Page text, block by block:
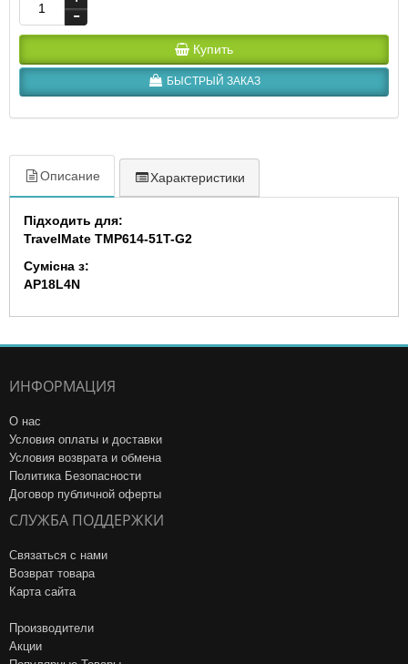
Купить
БЫСТРЫЙ ЗАКАЗ
Описание Характеристики
Підходить для:
TravelMate TMP614-51T-G2
Сумісна з:
AP18L4N
ИНФОРМАЦИЯ
О нас
Условия оплаты и доставки
Условия возврата и обмена
Политика Безопасности
Договор публичной оферты
СЛУЖБА ПОДДЕРЖКИ
Связаться с нами
Возврат товара
Карта сайта
Производители
Акции